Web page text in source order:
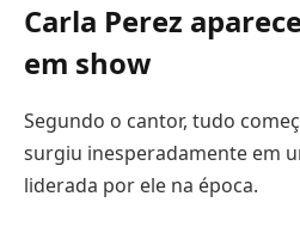
Carla Perez
em show
Segundo o cantor, tudo
surgiu inesperadamente em
liderada por ele na época.